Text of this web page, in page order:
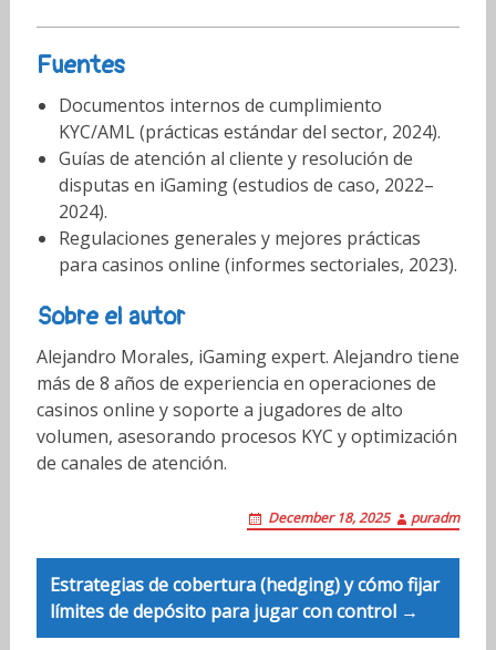
Fuentes
Documentos internos de cumplimiento
KYC/AML (prácticas estándar del sector, 2024).
Guías de atención al cliente y resolución de
disputas en iGaming (estudios de caso, 2022–
2024).
Regulaciones generales y mejores prácticas
para casinos online (informes sectoriales, 2023).
Sobre el autor
Alejandro Morales, iGaming expert. Alejandro tiene
más de 8 años de experiencia en operaciones de
casinos online y soporte a jugadores de alto
volumen, asesorando procesos KYC y optimización
de canales de atención.
December 18, 2025 puradm
Post
navigation
Estrategias de cobertura (hedging) y cómo fijar
límites de depósito para jugar con control →